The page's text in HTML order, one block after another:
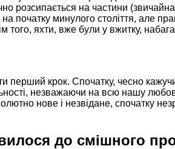
розсипається на частини
початку минулого століття, але
того, яхти, вже були у вжитку,
перший крок. Спочатку, чесно
незважаючи на всю нашу любов
нове і незвідане, спочатку
до смішного